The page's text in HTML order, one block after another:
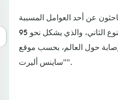
عن أحد العوامل المسببة
لمرض السكري من النوع الثاني، والذي يشكل نحو 95
حول العالم، بحسب موقع
"ساينس أليرت".